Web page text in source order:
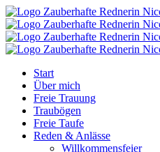
Start
Über mich
Freie Trauung
Traubögen
Freie Taufe
Reden & Anlässe
Willkommensfeier